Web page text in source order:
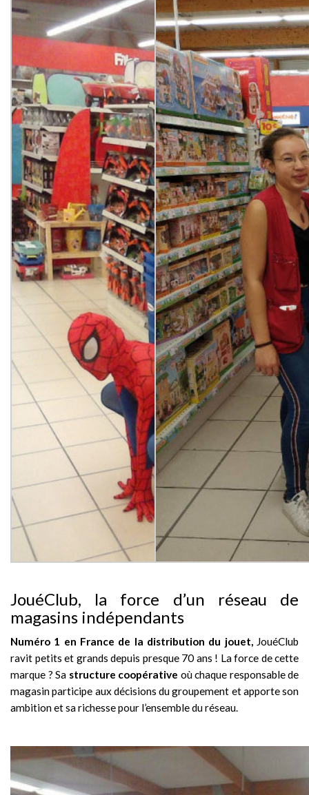
JouéClub, la force d’un réseau de
magasins indépendants
Numéro 1 en France de la distribution du jouet,JouéClub
ravit petits et grands depuis presque 70 ans ! La force de cette
marque ? Sa structure coopérative où chaque responsable de
magasin participe aux décisions du groupement et apporte son
ambition et sa richesse pour l’ensemble du réseau.